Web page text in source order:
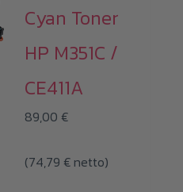
Cyan Toner
HP M351C /
CE411A
89,00 €
(74,79 € netto)